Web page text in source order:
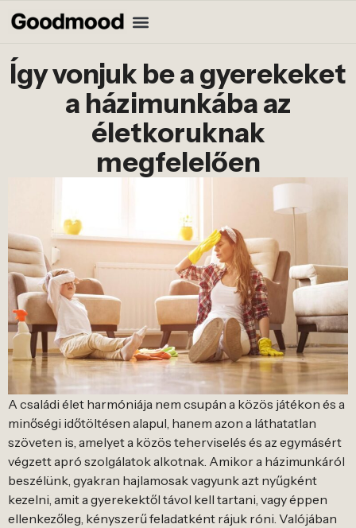
Így vonjuk be a gyerekeket
a házimunkába az
életkoruknak
megfelelően
A családi élet harmóniája nem csupán a közös játékon és a
minőségi időtöltésen alapul, hanem azon a láthatatlan
szöveten is, amelyet a közös teherviselés és az egymásért
végzett apró szolgálatok alkotnak. Amikor a házimunkáról
beszélünk, gyakran hajlamosak vagyunk azt nyűgként
kezelni, amit a gyerekektől távol kell tartani, vagy éppen
ellenkezőleg, kényszerű feladatként rájuk róni. Valójában